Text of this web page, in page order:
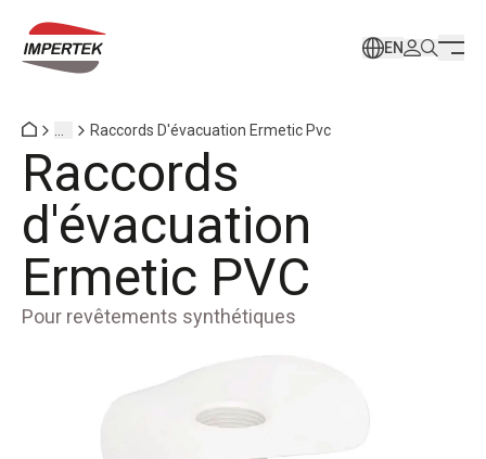
EN
Raccords D'évacuation Ermetic Pvc
Raccords
d'évacuation
Ermetic PVC
Pour revêtements synthétiques